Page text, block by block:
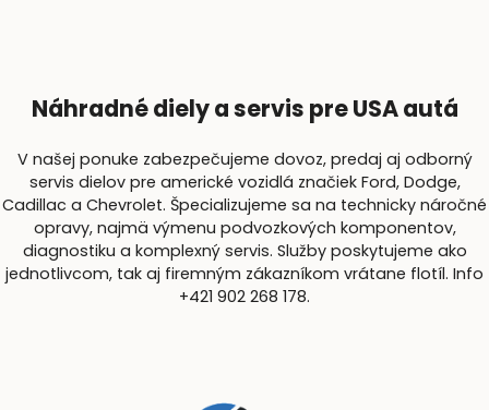
Náhradné diely a servis pre USA autá
V našej ponuke zabezpečujeme dovoz, predaj aj odborný
servis dielov pre americké vozidlá značiek Ford, Dodge,
Cadillac a Chevrolet. Špecializujeme sa na technicky náročné
opravy, najmä výmenu podvozkových komponentov,
diagnostiku a komplexný servis. Služby poskytujeme ako
jednotlivcom, tak aj firemným zákazníkom vrátane flotíl. Info
+421 902 268 178.